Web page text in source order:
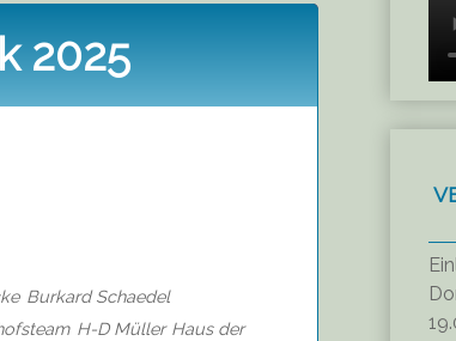
2025
Burkard Schaedel
H-D Müller Haus der